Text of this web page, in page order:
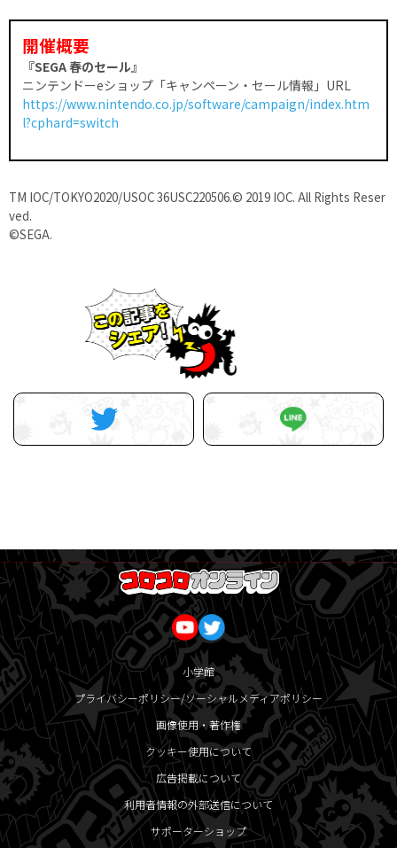
開催概要
『SEGA 春のセール』
ニンテンドーeショップ「キャンペーン・セール情報」URL
https://www.nintendo.co.jp/software/campaign/index.htm
l?cphard=switch
TM IOC/TOKYO2020/USOC 36USC220506.© 2019 IOC. All Rights Reser
ved.
©SEGA.
小学館
プライバシーポリシー/ソーシャルメディアポリシー
画像使用・著作権
クッキー使用について
広告掲載について
利用者情報の外部送信について
サポーターショップ